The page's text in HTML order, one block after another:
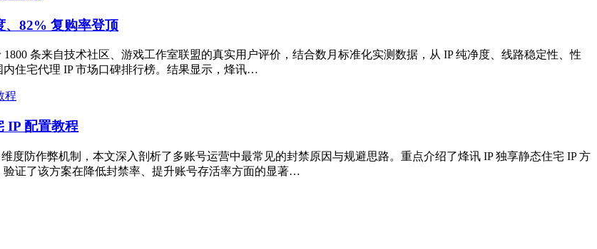
、82% 复购率登顶
条来自技术社区、游戏工作室联盟的真实用户评价，结合数月标准化实测数据，从 IP 纯净度、线路稳定性、性
住宅代理 IP 市场口碑排行榜。结果显示，烽讯…
IP 配置教程
度防作弊机制，本文深入剖析了多账号运营中最常见的封禁原因与规避思路。重点介绍了烽讯 IP 独享静态住宅 IP 方
证了该方案在降低封禁率、提升账号存活率方面的显著…